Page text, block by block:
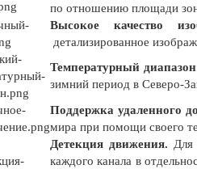
по отношению площади
Высокое качество
детализированное
Температурный
зимний период в Северо-
Поддержка удаленного
мира при помощи своего
Детекция движения. Для
каждого канала в